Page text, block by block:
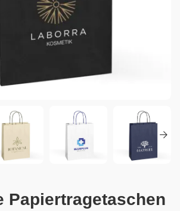
Papiertragetaschen